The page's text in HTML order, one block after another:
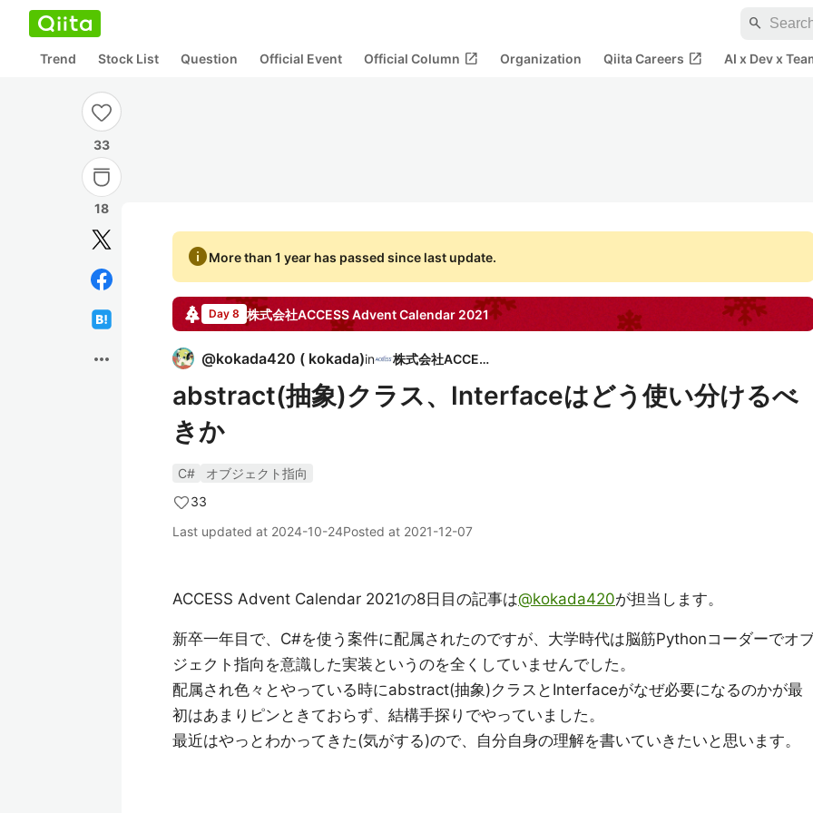
search
Trend Stock List Question Official Event Official Column open_in_new Organization Qiita Careers open_in_new AI x Dev x
33
18
more_horiz
infoMore than 1 year has passed since last update.
Day 8 株式会社ACCESSAdvent Calendar 2021
@kokada420 ( kokada)in 株式会社ACCESS
abstract(抽象)クラス、Interfaceはどう使い分けるべ
きか
C#
オブジェクト指向
33
Last updated at 2024-10-24Posted at 2021-12-07
ACCESS Advent Calendar 2021の8日目の記事は@kokada420が担当します。
新卒一年目で、C#を使う案件に配属されたのですが、大学時代は脳筋Pythonコーダーでオ
ジェクト指向を意識した実装というのを全くしていませんでした。
配属され色々とやっている時にabstract(抽象)クラスとInterfaceがなぜ必要になるのかが最
初はあまりピンときておらず、結構手探りでやっていました。
最近はやっとわかってきた(気がする)ので、自分自身の理解を書いていきたいと思います。